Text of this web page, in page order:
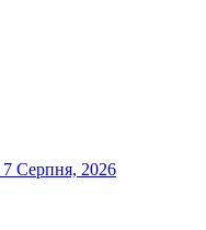
7 Серпня, 2026